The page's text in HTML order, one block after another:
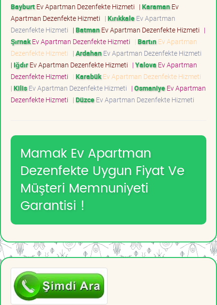
BayburtEv Apartman Dezenfekte Hizmeti | KaramanEv
Apartman Dezenfekte Hizmeti | KırıkkaleEv Apartman
Dezenfekte Hizmeti | BatmanEv Apartman Dezenfekte Hizmeti |
ŞırnakEv Apartman Dezenfekte Hizmeti | BartınEv Apartman
Dezenfekte Hizmeti | ArdahanEv Apartman Dezenfekte Hizmeti
| IğdırEv Apartman Dezenfekte Hizmeti | Yalova Ev Apartman
Dezenfekte Hizmeti | KarabükEv Apartman Dezenfekte Hizmeti
| KilisEv Apartman Dezenfekte Hizmeti | OsmaniyeEv Apartman
Dezenfekte Hizmeti | DüzceEv Apartman Dezenfekte Hizmeti
Mamak Ev Apartman
Dezenfekte Uygun Fiyat Ve
Müşteri Memnuniyeti
Garantisi !